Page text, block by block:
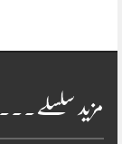
مزید سلسلے۔۔۔